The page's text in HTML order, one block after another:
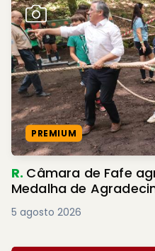
PREMIUM
R. Câmara de Fafe
Medalha de
5 agosto 2026